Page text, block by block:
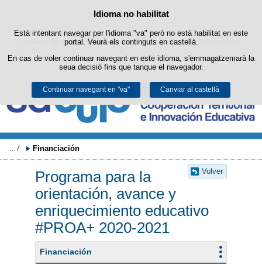
Política de cookies
Este lloc web utilitza cookies pròpies per a facilitar la navegació i
cookies de tercers per a obtindre estadístiques d'ús i satisfacció.
Podeu obtindre més informació en l'apartat "Cookies" del nostreavís
legal.
Acceptar Rebutjar
Idioma no habilitat
Està intentant navegar per l'idioma "va" però no està habilitat en este
portal. Veurà els continguts en castellà.
En cas de voler continuar navegant en este idioma, s'emmagatzemarà la
seua decisió fins que tanque el navegador.
Continuar navegant en "va" Canviar al castellà
Passar al contingut
Financiación
Volver
Programa para la
orientación, avance y
enriquecimiento educativo
#PROA+ 2020-2021
Financiación